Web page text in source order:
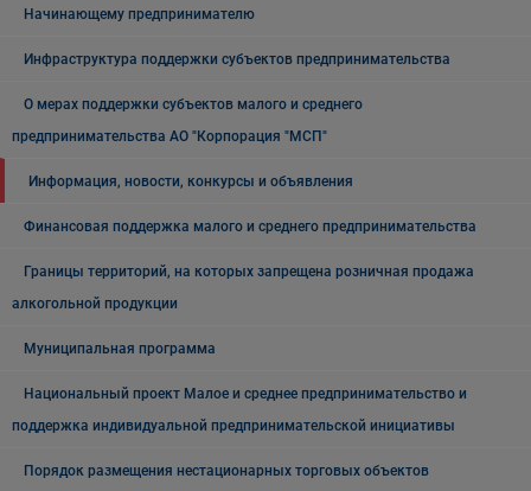
Начинающему предпринимателю
Инфраструктура поддержки субъектов предпринимательства
О мерах поддержки субъектов малого и среднего
предпринимательства АО "Корпорация "МСП"
Информация, новости, конкурсы и объявления
Финансовая поддержка малого и среднего предпринимательства
Границы территорий, на которых запрещена розничная продажа
алкогольной продукции
Муниципальная программа
Национальный проект Малое и среднее предпринимательство и
поддержка индивидуальной предпринимательской инициативы
Порядок размещения нестационарных торговых объектов